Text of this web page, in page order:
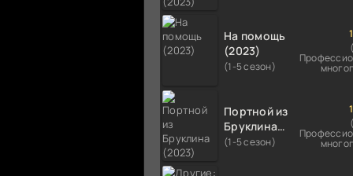
На помощь
(2023)
(1-5 сезон)
Портной из
Бруклина
(2023)
(1-5 сезон)